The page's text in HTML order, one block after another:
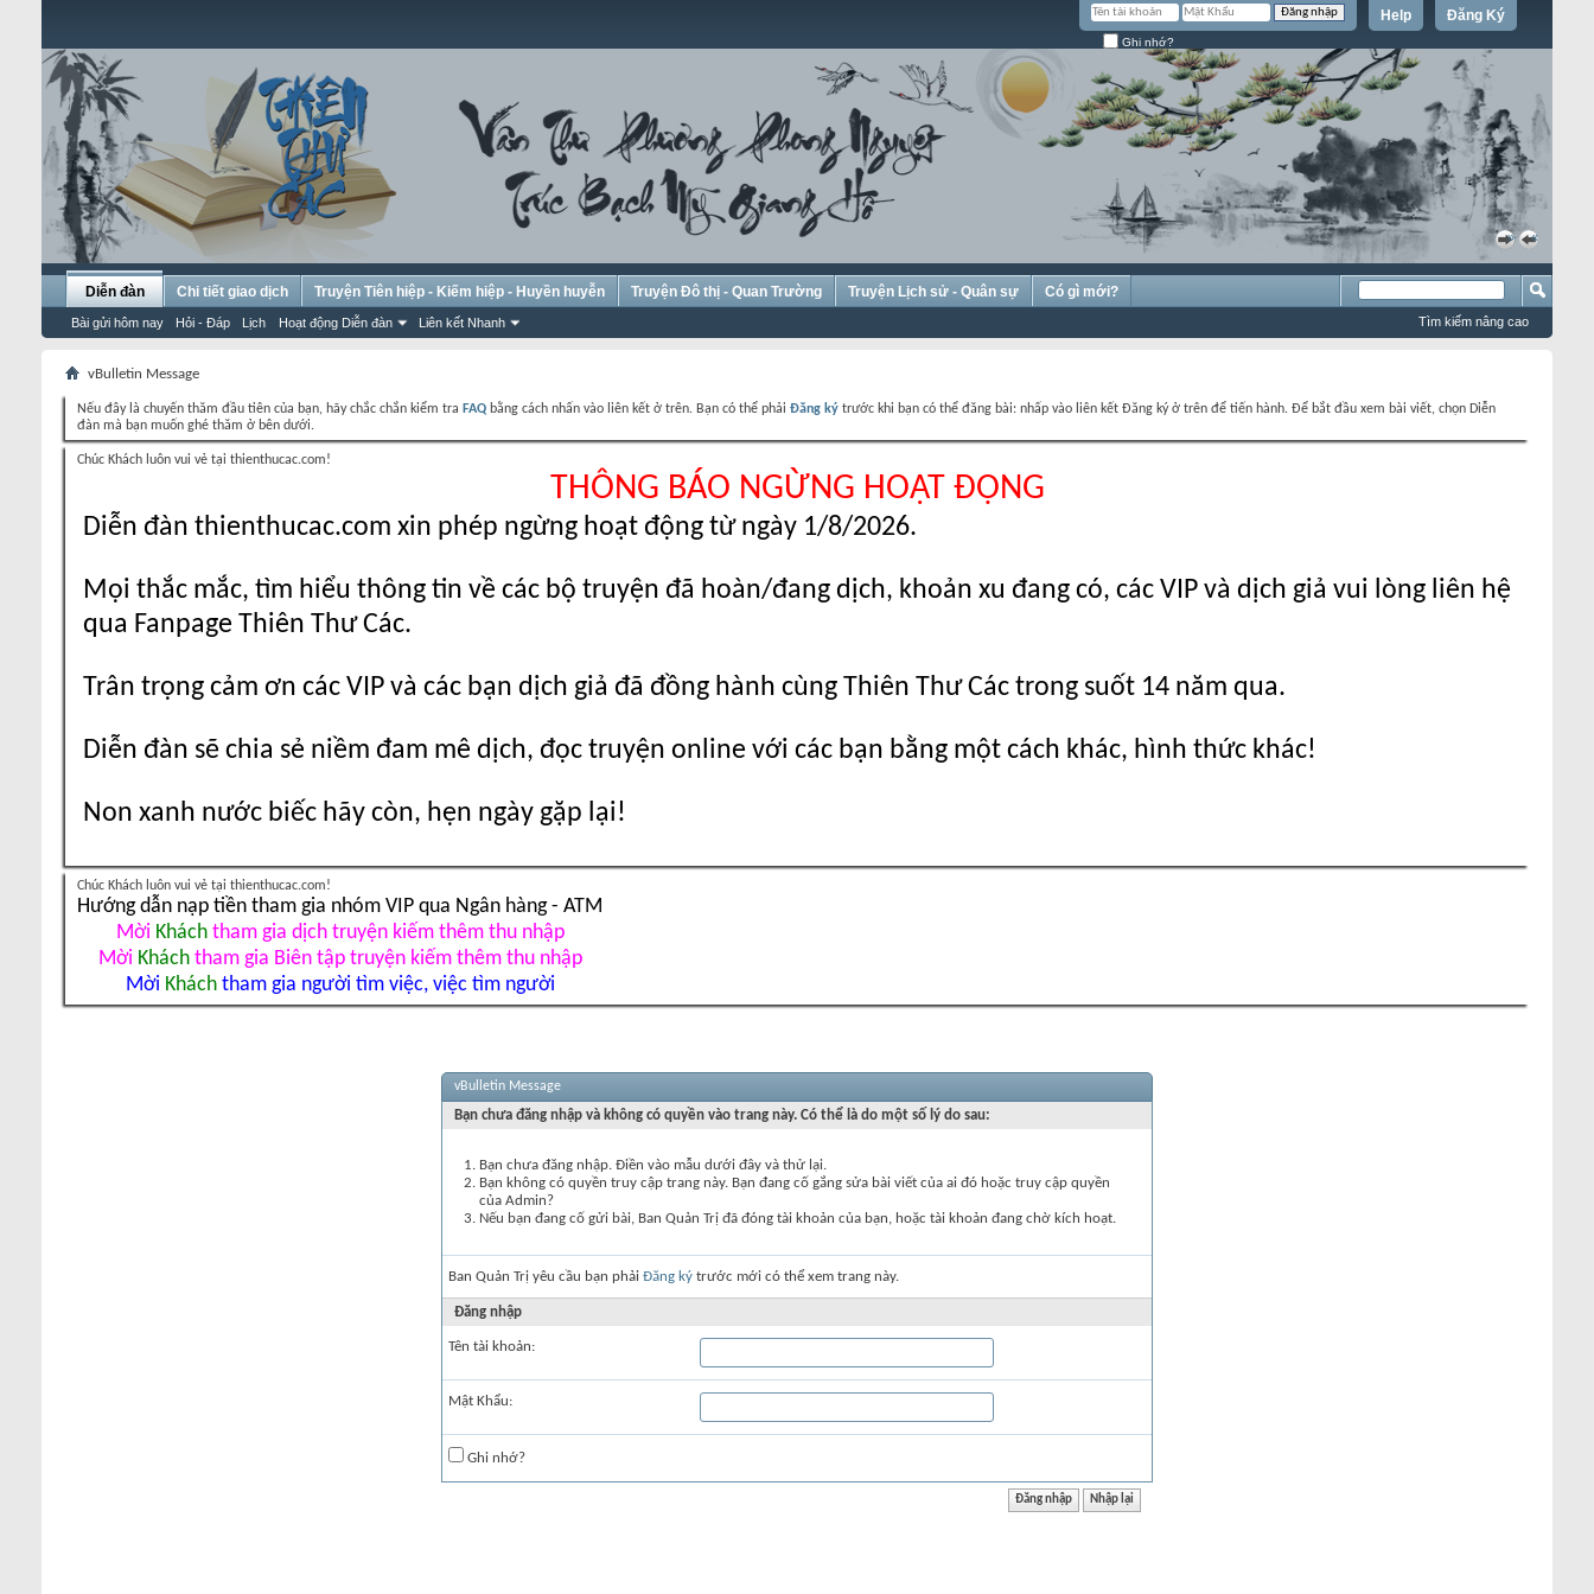
Đăng Ký
Help
Ghi nhớ?
«
»
Diễn đàn
Bài gửi hôm nay Hỏi - Đáp Lịch Hoạt động Diễn đàn Liên kết Nhanh
Chi tiết giao dịch Truyện Tiên hiệp - Kiếm hiệp - Huyền huyễn Truyện Đô thị - Quan Trường Truyện Lịch sử - Quân sự Có gì mới?
Tìm kiếm nâng cao
vBulletin Message
Nếu đây là chuyến thăm đầu tiên của bạn, hãy chắc chắn kiểm tra FAQ bằng cách nhấn vào liên kết ở trên. Bạn có thể phải Đăng ký trước khi bạn có thể đăng bài: nhấp vào liên kết Đăng ký ở trên để tiến hành. Để bắt đầu xem bài viết, chọn Diễn
đàn mà bạn muốn ghé thăm ở bên dưới.
Chúc Khách luôn vui vẻ tại thienthucac.com!
THÔNG BÁO NGỪNG HOẠT ĐỘNG
Diễn đàn thienthucac.com xin phép ngừng hoạt động từ ngày 1/8/2026.
Mọi thắc mắc, tìm hiểu thông tin về các bộ truyện đã hoàn/đang dịch, khoản xu đang có, các VIP và dịch giả vui lòng liên hệ
qua Fanpage Thiên Thư Các.
Trân trọng cảm ơn các VIP và các bạn dịch giả đã đồng hành cùng Thiên Thư Các trong suốt 14 năm qua.
Diễn đàn sẽ chia sẻ niềm đam mê dịch, đọc truyện online với các bạn bằng một cách khác, hình thức khác!
Non xanh nước biếc hãy còn, hẹn ngày gặp lại!
Chúc Khách luôn vui vẻ tại thienthucac.com!
Hướng dẫn nạp tiền tham gia nhóm VIP qua Ngân hàng - ATM
Mời Kháchtham gia dịch truyện kiếm thêm thu nhập
Mời Kháchtham gia Biên tập truyện kiếm thêm thu nhập
Mời Kháchtham gia người tìm việc, việc tìm người
vBulletin Message
Bạn chưa đăng nhập và không có quyền vào trang này. Có thể là do một số lý do sau:
Bạn chưa đăng nhập. Điền vào mẫu dưới đây và thử lại.
Bạn không có quyền truy cập trang này. Bạn đang cố gắng sửa bài viết của ai đó hoặc truy cập quyền
của Admin?
Nếu bạn đang cố gửi bài, Ban Quản Trị đã đóng tài khoản của bạn, hoặc tài khoản đang chờ kích hoạt.
Ban Quản Trị yêu cầu bạn phải Đăng ký trước mới có thể xem trang này.
Đăng nhập
Tên tài khoản:
Mật Khẩu:
Ghi nhớ?